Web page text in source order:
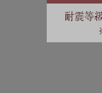
耐震